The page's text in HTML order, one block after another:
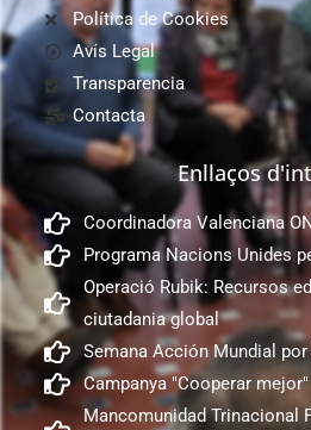
Política de Cookies
Avís Legal
Transparencia
Contacta
Enllaços
Coordinadora Valenciana
Programa Nacions Unides
Operació Rubik: Recursos
ciutadania global
Semana Acción Mundial
Campanya "Cooperar mejor"
Mancomunidad Trinacional